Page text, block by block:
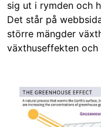
sig ut i rymden och
Det står på
större mängder
växthuseffekten
Image